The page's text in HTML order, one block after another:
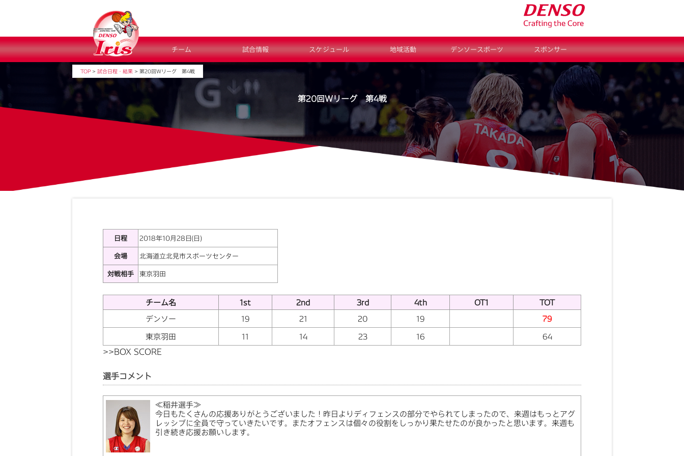
チーム 試合情報 スケジュール 地域活動 デンソースポーツ スポンサー
TOP > 試合日程・結果 > 第20回Ｗリーグ 第4戦
第20回Ｗリーグ 第4戦
日程
2018年10月28日(日)
会場
北海道立北見市スポーツセンター
対戦相手
東京羽田
チーム名 1st 2nd 3rd 4th OT1
TOT
デンソー
19 21 20 19
79
東京羽田
11 14 23 16 64
>>BOX SCORE
選手コメント
≪稲井選手≫
今日もたくさんの応援ありがとうございました！昨日よりディフェンスの部分でやられてしまったので、来週はもっとアグ
レッシブに全員で守っていきたいです。またオフェンスは個々の役割をしっかり果たせたのが良かったと思います。来週も
引き続き応援お願いします。